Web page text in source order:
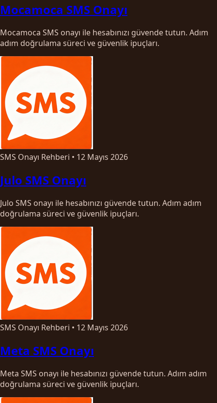
Mocamoca SMS Onayı
Mocamoca SMS onayı ile hesabınızı güvende tutun. Adım
adım doğrulama süreci ve güvenlik ipuçları.
SMS Onayı Rehberi • 12 Mayıs 2026
Julo SMS Onayı
Julo SMS onayı ile hesabınızı güvende tutun. Adım adım
doğrulama süreci ve güvenlik ipuçları.
SMS Onayı Rehberi • 12 Mayıs 2026
Meta SMS Onayı
Meta SMS onayı ile hesabınızı güvende tutun. Adım adım
doğrulama süreci ve güvenlik ipuçları.